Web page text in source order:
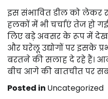
इस संभावित डील को लेकर
हलकों में भी चर्चाएं तेज हो
लिए बड़े अवसर के रूप में देख
और घरेलू उद्योगों पर इसके
बरतने की सलाह दे रहे हैं।
बीच आगे की बातचीत पर
Posted in Uncategorized